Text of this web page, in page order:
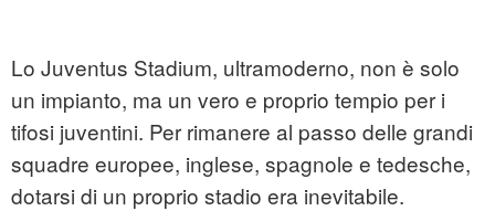
Lo Juventus Stadium, ultramoderno, non è solo
un impianto, ma un vero e proprio tempio per i
tifosi juventini. Per rimanere al passo delle grandi
squadre europee, inglese, spagnole e tedesche,
dotarsi di un proprio stadio era inevitabile.